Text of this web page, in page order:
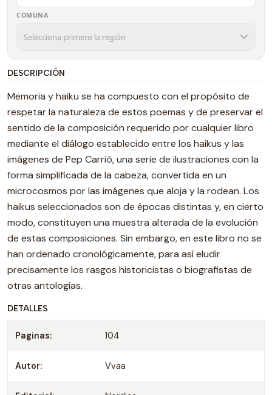
COMUNA
DESCRIPCIÓN
Memoria y haiku se ha compuesto con el propósito de
respetar la naturaleza de estos poemas y de preservar el
sentido de la composición requerido por cualquier libro
mediante el diálogo establecido entre los haikus y las
imágenes de Pep Carrió, una serie de ilustraciones con la
forma simplificada de la cabeza, convertida en un
microcosmos por las imágenes que aloja y la rodean. Los
haikus seleccionados son de épocas distintas y, en cierto
modo, constituyen una muestra alterada de la evolución
de estas composiciones. Sin embargo, en este libro no se
han ordenado cronológicamente, para así eludir
precisamente los rasgos historicistas o biografistas de
otras antologías.
DETALLES
Paginas: 104
Autor: Vvaa